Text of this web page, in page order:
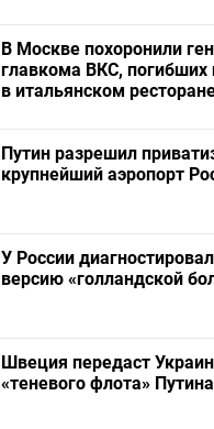
В Москве похоронили
главкома ВКС, погибших
в итальянском
Путин разрешил
крупнейший аэропорт
У России
версию «голландской
Швеция передаст
«теневого флота» Путина